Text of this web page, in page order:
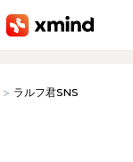
> ラルフ君SNS